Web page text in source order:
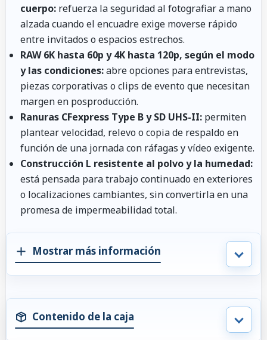
cuerpo: refuerza la seguridad al fotografiar a mano
alzada cuando el encuadre exige moverse rápido
entre invitados o espacios estrechos.
RAW 6K hasta 60p y 4K hasta 120p, según el modo
y las condiciones:abre opciones para entrevistas,
piezas corporativas o clips de evento que necesitan
margen en posproducción.
Ranuras CFexpress Type B y SD UHS-II: permiten
plantear velocidad, relevo o copia de respaldo en
función de una jornada con ráfagas y vídeo exigente.
Construcción L resistente al polvo y la humedad:
está pensada para trabajo continuado en exteriores
o localizaciones cambiantes, sin convertirla en una
promesa de impermeabilidad total.
Mostrar más información
Contenido de la caja